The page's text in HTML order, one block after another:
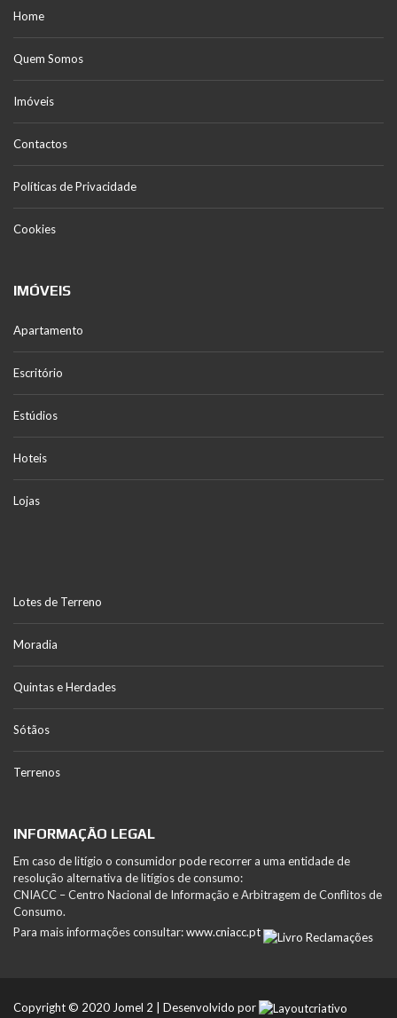
Home
Quem Somos
Imóveis
Contactos
Políticas de Privacidade
Cookies
IMÓVEIS
Apartamento
Escritório
Estúdios
Hoteis
Lojas
Lotes de Terreno
Moradia
Quintas e Herdades
Sótãos
Terrenos
INFORMAÇÃO LEGAL
Em caso de litígio o consumidor pode recorrer a uma entidade de
resolução alternativa de litígios de consumo:
CNIACC – Centro Nacional de Informação e Arbitragem de Conflitos de
Consumo.
Para mais informações consultar:www.cniacc.pt
Copyright © 2020 Jomel 2 | Desenvolvido por